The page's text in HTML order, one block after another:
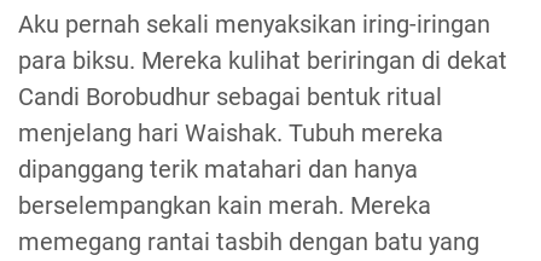
Aku pernah sekali menyaksikan iring-iringan
para biksu. Mereka kulihat beriringan di dekat
Candi Borobudhur sebagai bentuk ritual
menjelang hari Waishak. Tubuh mereka
dipanggang terik matahari dan hanya
berselempangkan kain merah. Mereka
memegang rantai tasbih dengan batu yang